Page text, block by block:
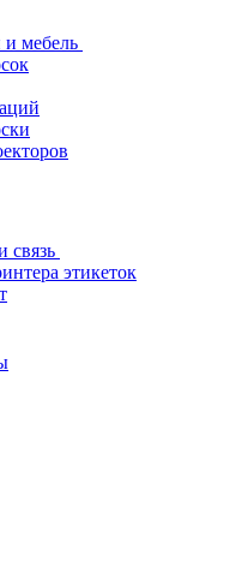
и мебель
связь
этикеток